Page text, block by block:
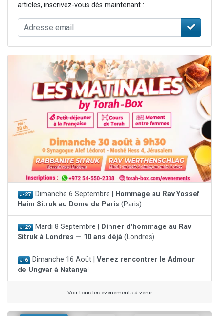
articles, inscrivez-vous dès maintenant :
J-27 Dimanche 6 Septembre |
Hommage au Rav Yossef
Haim Sitruk au Dome de Paris (Paris)
J-29 Mardi 8 Septembre |
Dinner d'hommage au Rav
Sitruk à Londres — 10 ans déjà (Londres)
J-6 Dimanche 16 Août | Venez rencontrer le Admour
de Ungvar à Natanya!
Voir tous les événements à venir